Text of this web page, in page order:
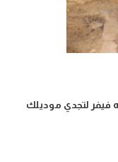
فيفر لتجدي موديلك